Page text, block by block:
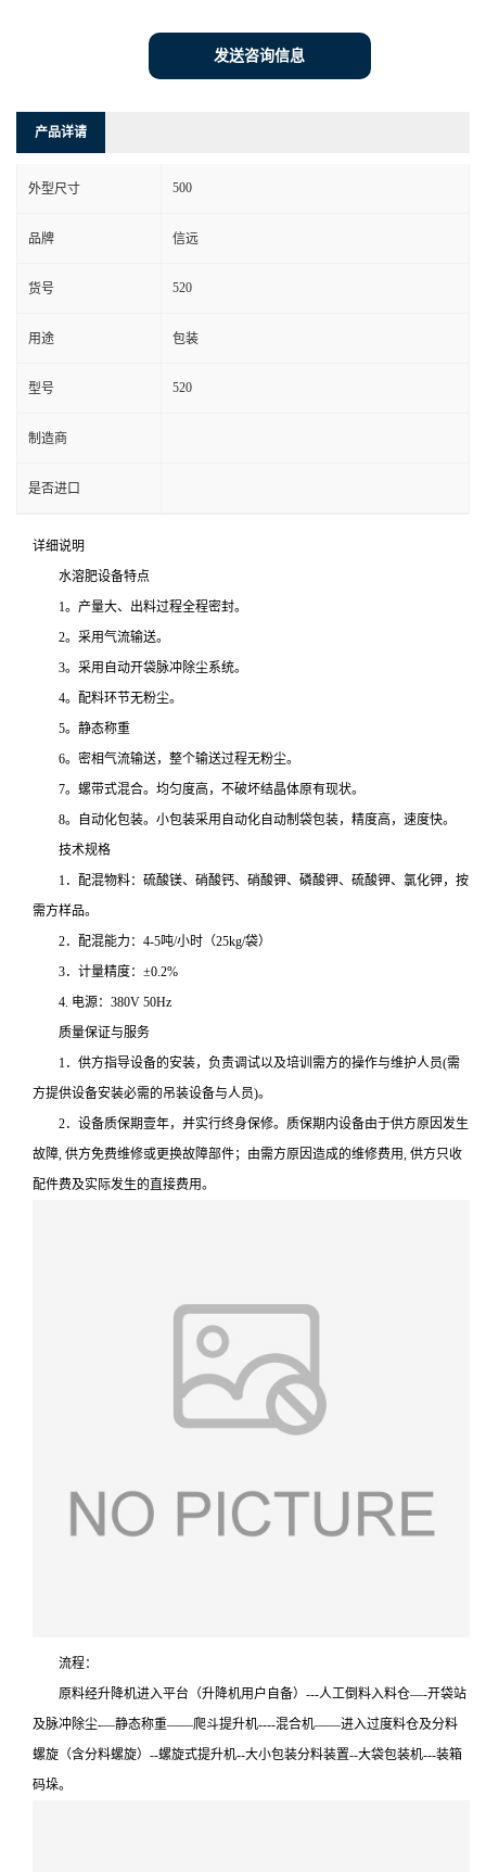
发送咨询信息
产品详请
外型尺寸 500
品牌 信远
货号 520
用途 包装
型号 520
制造商
是否进口
详细说明
水溶肥设备特点
1。产量大、出料过程全程密封。
2。采用气流输送。
3。采用自动开袋脉冲除尘系统。
4。配料环节无粉尘。
5。静态称重
6。密相气流输送，整个输送过程无粉尘。
7。螺带式混合。均匀度高，不破坏结晶体原有现状。
8。自动化包装。小包装采用自动化自动制袋包装，精度高，速度快。
技术规格
1．配混物料：硫酸镁、硝酸钙、硝酸钾、磷酸钾、硫酸钾、氯化钾，按
需方样品。
2．配混能力：4-5吨/小时（25kg/袋）
3．计量精度：±0.2%
4. 电源：380V 50Hz
质量保证与服务
1．供方指导设备的安装，负责调试以及培训需方的操作与维护人员(需
方提供设备安装必需的吊装设备与人员)。
2．设备质保期壹年，并实行终身保修。质保期内设备由于供方原因发生
故障, 供方免费维修或更换故障部件；由需方原因造成的维修费用, 供方只收
配件费及实际发生的直接费用。
流程：
原料经升降机进入平台（升降机用户自备）---人工倒料入料仓—-开袋站
及脉冲除尘-—静态称重——爬斗提升机----混合机——进入过度料仓及分料
螺旋（含分料螺旋）--螺旋式提升机--大小包装分料装置--大袋包装机---装箱
码垛。